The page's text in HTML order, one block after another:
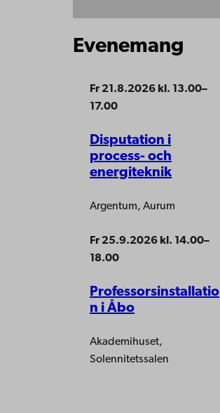
Evenemang
Fr 21.8.2026 kl. 13.00–
17.00
Disputation i
process- och
energiteknik
Argentum, Aurum
Fr 25.9.2026 kl. 14.00–
18.00
Professorsinstallatio
n i Åbo
Akademihuset,
Solennitetssalen